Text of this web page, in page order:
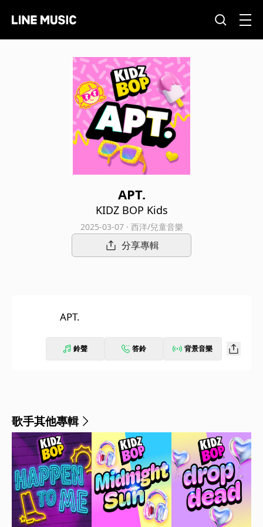
APT.
KIDZ BOP Kids
2025-03-07 · 西洋/兒童音樂
分享專輯
APT.
鈴聲 答鈴 背景音樂
歌手其他專輯